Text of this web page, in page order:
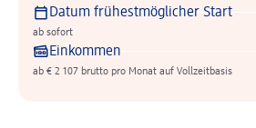
Datum frühestmöglicher Start
ab sofort
Einkommen
ab € 2 107 brutto pro Monat auf Vollzeitbasis